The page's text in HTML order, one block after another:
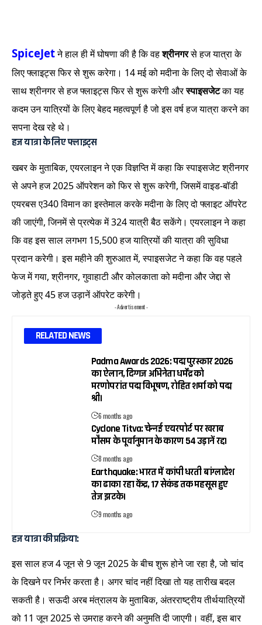
SpiceJetने हाल ही में घोषणा की है कि वहश्रीनगरसे हज यात्रा के
लिए फ्लाइट्स फिर से शुरू करेगा। 14 मई को मदीना के लिए दो सेवाओं के
साथ श्रीनगर से हज फ्लाइट्स फिर से शुरू करेगी औरस्पाइसजेटका यह
कदम उन यात्रियों के लिए बेहद महत्वपूर्ण है जो इस वर्ष हज यात्रा करने का
सपना देख रहे थे।
हज यात्रा के लिए फ्लाइट्स
खबर के मुताबिक, एयरलाइन ने एक विज्ञप्ति में कहा कि स्पाइसजेट श्रीनगर
से अपने हज 2025 ऑपरेशन को फिर से शुरू करेगी, जिसमें वाइड-बॉडी
एयरबस ए340 विमान का इस्तेमाल करके मदीना के लिए दो फ्लाइट ऑपरेट
की जाएंगी, जिनमें से प्रत्येक में 324 यात्री बैठ सकेंगे। एयरलाइन ने कहा
कि वह इस साल लगभग 15,500 हज यात्रियों की यात्रा की सुविधा
प्रदान करेगी। इस महीने की शुरुआत में, स्पाइसजेट ने कहा कि वह पहले
फेज में गया, श्रीनगर, गुवाहाटी और कोलकाता को मदीना और जेद्दा से
जोड़ते हुए 45 हज उड़ानें ऑपरेट करेगी।
- Advertisement -
RELATED NEWS
Padma Awards 2026: पद्म पुरस्कार 2026
का ऐलान, दिग्गज अभिनेता धर्मेंद्र को
मरणोपरांत पद्म विभूषण, रोहित शर्मा को पद्म
श्री।
6 months ago
Cyclone Titva: चेन्नई एयरपोर्ट पर खराब
मौसम के पूर्वानुमान के कारण 54 उड़ानें रद्द।
8 months ago
Earthquake: भारत में कांपी धरती बांग्लादेश
का ढाका रहा केंद्र, 17 सेकंड तक महसूस हुए
तेज झटके।
9 months ago
हज यात्रा की प्रक्रिया:
इस साल हज 4 जून से 9 जून 2025 के बीच शुरू होने जा रहा है, जो चांद
के दिखने पर निर्भर करता है। अगर चांद नहीं दिखा तो यह तारीख बदल
सकती है। सऊदी अरब मंत्रालय के मुताबिक, अंतरराष्ट्रीय तीर्थयात्रियों
को 11 जून 2025 से उमराह करने की अनुमति दी जाएगी। वहीं, इस बार